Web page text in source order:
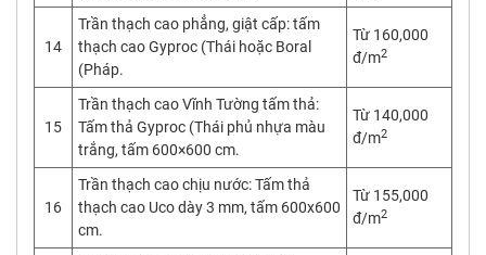
14
Trần thạch cao phẳng, giật cấp: tấm
thạch cao Gyproc (Thái hoặc Boral
(Pháp.
Từ 160,000
đ/m2
15
Trần thạch cao Vĩnh Tường tấm thả:
Tấm thả Gyproc (Thái phủ nhựa màu
trắng, tấm 600×600 cm.
Từ 140,000
đ/m2
16
Trần thạch cao chịu nước: Tấm thả
thạch cao Uco dày 3 mm, tấm 600x600
cm.
Từ 155,000
đ/m2